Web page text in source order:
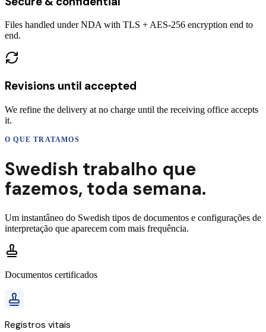
Files handled under NDA with TLS + AES-256 encryption end to
end.
Revisions until accepted
We refine the delivery at no charge until the receiving office accepts
it.
O QUE TRATAMOS
Swedish trabalho que
fazemos, toda semana.
Um instantâneo do Swedish tipos de documentos e configurações de
interpretação que aparecem com mais frequência.
Documentos certificados
Registros vitais